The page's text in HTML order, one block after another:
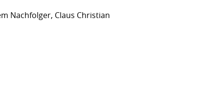
Nachfolger, Claus Christian